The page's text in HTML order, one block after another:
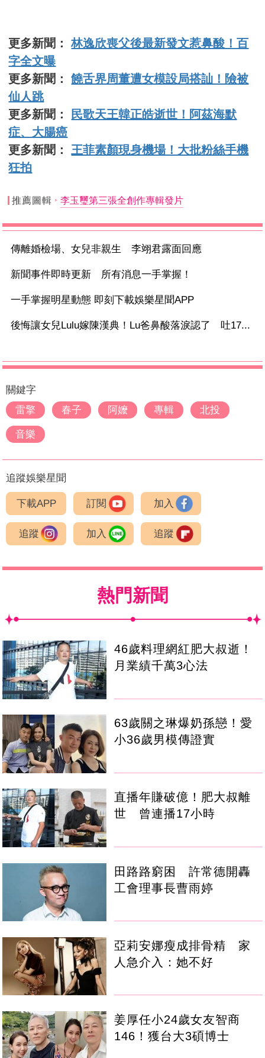
更多新聞：林逸欣喪父後最新發文惹鼻酸！百
字全文曝
更多新聞：饒舌界周董遭女模設局搭訕！險被
仙人跳
更多新聞： 民歌天王韓正皓逝世！阿茲海默
症、大腸癌
更多新聞：王菲素顏現身機場！大批粉絲手機
狂拍
推薦圖輯 李玉璽第三張全創作專輯發片
傳離婚檢場、女兒非親生 李翊君露面回應
新聞事件即時更新 所有消息一手掌握！
一手掌握明星動態 即刻下載娛樂星聞APP
後悔讓女兒Lulu嫁陳漢典！Lu爸鼻酸落淚認了 吐17...
關鍵字
雷擎
春子 阿嬤 專輯 北投
音樂
追蹤娛樂星聞
下載APP 訂閱 加入
追蹤 加入 追蹤
熱門新聞
46歲料理網紅肥大叔逝！
月業績千萬3心法
63歲關之琳爆奶孫戀！愛
小36歲男模傳證實
直播年賺破億！肥大叔離
世 曾連播17小時
田路路窮困 許常德開轟
工會理事長曹雨婷
亞莉安娜瘦成排骨精 家
人急介入：她不好
姜厚任小24歲女友智商
146！獲台大3碩博士